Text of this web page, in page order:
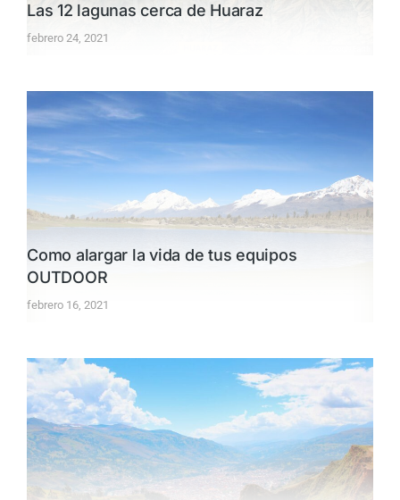
Las 12 lagunas cerca de Huaraz
febrero 24, 2021
Como alargar la vida de tus equipos
OUTDOOR
febrero 16, 2021